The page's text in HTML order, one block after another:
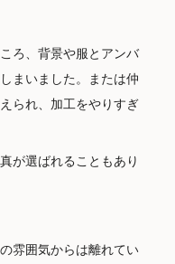
ろ、背景や服とアンバ
まいました。または仲
られ、加工をやりすぎ
が選ばれることもあり
雰囲気からは離れてい